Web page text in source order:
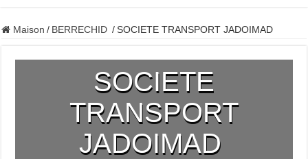
Maison / BERRECHID / SOCIETE TRANSPORT JADOIMAD
SOCIETE
TRANSPORT
JADOIMAD